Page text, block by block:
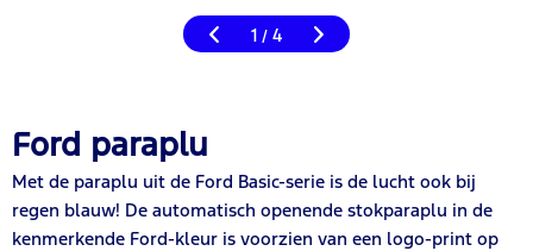
1 / 4
Ford paraplu
Met de paraplu uit de Ford Basic-serie is de lucht ook bij
regen blauw! De automatisch openende stokparaplu in de
kenmerkende Ford-kleur is voorzien van een logo-print op